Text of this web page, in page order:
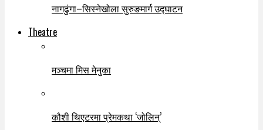
नागढुंगा–सिस्नेखोला सुरुङमार्ग उद्घाटन
Theatre
मञ्चमा मिस मेनुका
कौशी थिएटरमा प्रेमकथा ‘जोलिन्’